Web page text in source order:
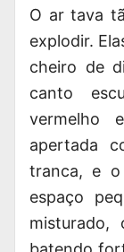
O ar tava
explodir.
cheiro de
canto
vermelho
apertada
tranca, e
espaço
misturado,